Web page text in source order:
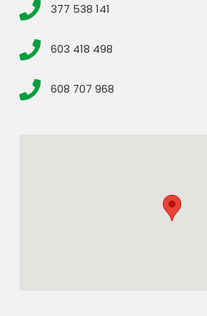
377 538 141
603 418 498
608 707 968